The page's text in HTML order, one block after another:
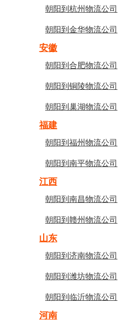
朝阳到杭州物流公司
朝阳到金华物流公司
安徽
朝阳到合肥物流公司
朝阳到铜陵物流公司
朝阳到巢湖物流公司
福建
朝阳到福州物流公司
朝阳到南平物流公司
江西
朝阳到南昌物流公司
朝阳到赣州物流公司
山东
朝阳到济南物流公司
朝阳到潍坊物流公司
朝阳到临沂物流公司
河南